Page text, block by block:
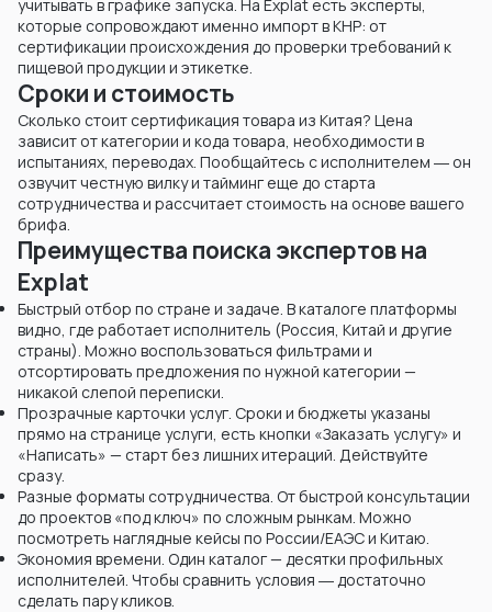
учитывать в графике запуска. На Explat есть эксперты,
которые сопровождают именно импорт в КНР: от
сертификации происхождения до проверки требований к
пищевой продукции и этикетке.
Сроки и стоимость
Сколько стоит сертификация товара из Китая? Цена
зависит от категории и кода товара, необходимости в
испытаниях, переводах. Пообщайтесь с исполнителем ― он
озвучит честную вилку и тайминг еще до старта
сотрудничества и рассчитает стоимость на основе вашего
брифа.
Преимущества поиска экспертов на
Explat
Быстрый отбор по стране и задаче. В каталоге платформы
видно, где работает исполнитель (Россия, Китай и другие
страны). Можно воспользоваться фильтрами и
отсортировать предложения по нужной категории —
никакой слепой переписки.
Прозрачные карточки услуг. Сроки и бюджеты указаны
прямо на странице услуги, есть кнопки «Заказать услугу» и
«Написать» — старт без лишних итераций. Действуйте
сразу.
Разные форматы сотрудничества. От быстрой консультации
до проектов «под ключ» по сложным рынкам. Можно
посмотреть наглядные кейсы по России/ЕАЭС и Китаю.
Экономия времени. Один каталог — десятки профильных
исполнителей. Чтобы сравнить условия ― достаточно
сделать пару кликов.